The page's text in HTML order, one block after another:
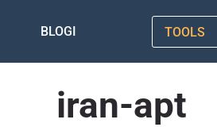
BLOGI TOOLS
iran-apt